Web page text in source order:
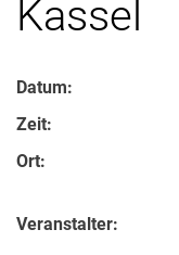
Kassel
Datum:
Zeit:
Ort:
Veranstalter: